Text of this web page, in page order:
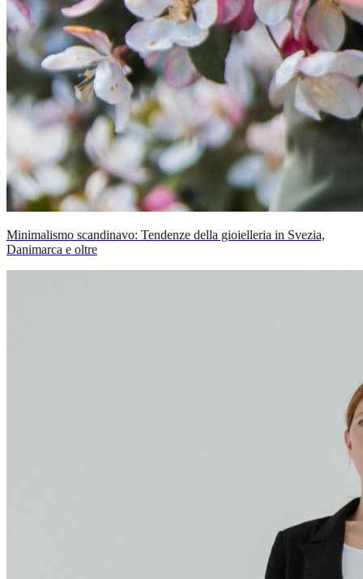
Minimalismo scandinavo: Tendenze della gioielleria in Svezia,
Danimarca e oltre